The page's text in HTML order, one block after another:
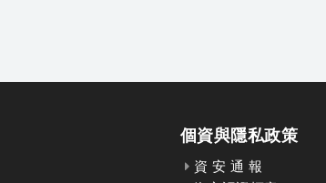
個資與隱私政策
資 安 通 報